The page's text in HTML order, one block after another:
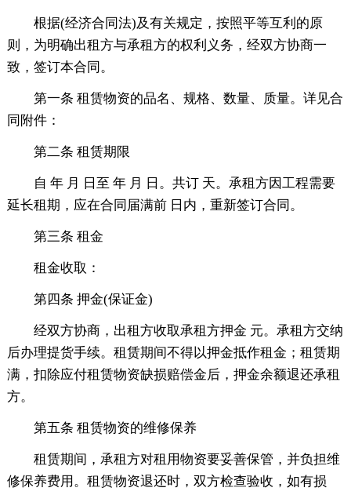
根据(经济合同法)及有关规定，按照平等互利的原
则，为明确出租方与承租方的权利义务，经双方协商一
致，签订本合同。
第一条 租赁物资的品名、规格、数量、质量。详见合
同附件：
第二条 租赁期限
自 年 月 日至 年 月 日。共订 天。承租方因工程需要
延长租期，应在合同届满前 日内，重新签订合同。
第三条 租金
租金收取：
第四条 押金(保证金)
经双方协商，出租方收取承租方押金 元。承租方交纳
后办理提货手续。租赁期间不得以押金抵作租金；租赁期
满，扣除应付租赁物资缺损赔偿金后，押金余额退还承租
方。
第五条 租赁物资的维修保养
租赁期间，承租方对租用物资要妥善保管，并负担维
修保养费用。租赁物资退还时，双方检查验收，如有损